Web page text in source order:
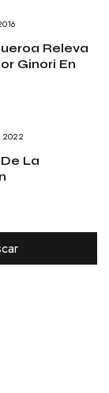
Releva
Ginori En
2022
La